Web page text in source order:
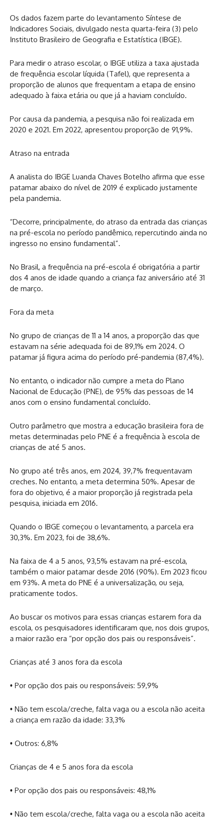
Os dados fazem parte do levantamento Síntese de
Indicadores Sociais, divulgado nesta quarta-feira (3) pelo
Instituto Brasileiro de Geografia e Estatística (IBGE).
Para medir o atraso escolar, o IBGE utiliza a taxa ajustada
de frequência escolar líquida (Tafel), que representa a
proporção de alunos que frequentam a etapa de ensino
adequado à faixa etária ou que já a haviam concluído.
Por causa da pandemia, a pesquisa não foi realizada em
2020 e 2021. Em 2022, apresentou proporção de 91,9%.
Atraso na entrada
A analista do IBGE Luanda Chaves Botelho afirma que esse
patamar abaixo do nível de 2019 é explicado justamente
pela pandemia.
“Decorre, principalmente, do atraso da entrada das crianças
na pré-escola no período pandêmico, repercutindo ainda no
ingresso no ensino fundamental”.
No Brasil, a frequência na pré-escola é obrigatória a partir
dos 4 anos de idade quando a criança faz aniversário até 31
de março.
Fora da meta
No grupo de crianças de 11 a 14 anos, a proporção das que
estavam na série adequada foi de 89,1% em 2024. O
patamar já figura acima do período pré-pandemia (87,4%).
No entanto, o indicador não cumpre a meta do Plano
Nacional de Educação (PNE), de 95% das pessoas de 14
anos com o ensino fundamental concluído.
Outro parâmetro que mostra a educação brasileira fora de
metas determinadas pelo PNE é a frequência à escola de
crianças de até 5 anos.
No grupo até três anos, em 2024, 39,7% frequentavam
creches. No entanto, a meta determina 50%. Apesar de
fora do objetivo, é a maior proporção já registrada pela
pesquisa, iniciada em 2016.
Quando o IBGE começou o levantamento, a parcela era
30,3%. Em 2023, foi de 38,6%.
Na faixa de 4 a 5 anos, 93,5% estavam na pré-escola,
também o maior patamar desde 2016 (90%). Em 2023 ficou
em 93%. A meta do PNE é a universalização, ou seja,
praticamente todos.
Ao buscar os motivos para essas crianças estarem fora da
escola, os pesquisadores identificaram que, nos dois grupos,
a maior razão era “por opção dos pais ou responsáveis”.
Crianças até 3 anos fora da escola
• Por opção dos pais ou responsáveis: 59,9%
• Não tem escola/creche, falta vaga ou a escola não aceita
a criança em razão da idade: 33,3%
• Outros: 6,8%
Crianças de 4 e 5 anos fora da escola
• Por opção dos pais ou responsáveis: 48,1%
• Não tem escola/creche, falta vaga ou a escola não aceita